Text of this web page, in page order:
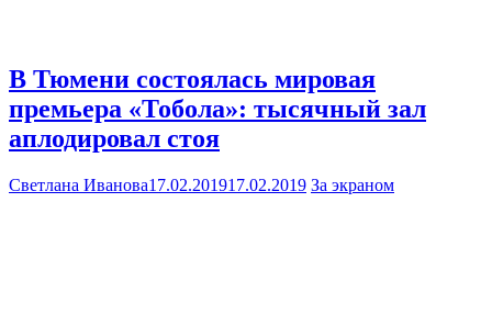
В Тюмени состоялась мировая
премьера «Тобола»: тысячный зал
аплодировал стоя
Светлана Иванова17.02.201917.02.2019 За экраном